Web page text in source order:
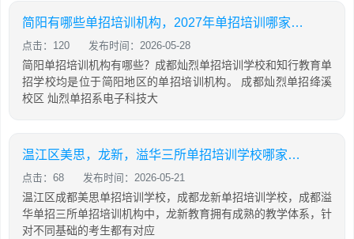
简阳有哪些单招培训机构，2027年单招培训哪家强？
点击：120 发布时间：2026-05-28
简阳单招培训机构有哪些？成都灿烈单招培训学校和知行教育单
招学校均是位于简阳地区的单招培训机构。 成都灿烈单招绛溪
校区 灿烈单招系电子科技大
温江区美思，龙新，溢华三所单招培训学校哪家强？
点击：68 发布时间：2026-05-21
温江区成都美思单招培训学校，成都龙新单招培训学校，成都溢
华单招三所单招培训机构中，龙新教育拥有成熟的教学体系，针
对不同基础的考生都有对应